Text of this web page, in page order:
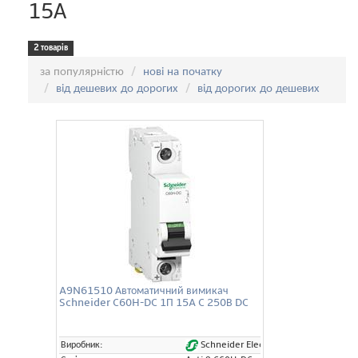
15А
2 товарів
за популярністю
нові на початку
від дешевих до дорогих
від дорогих до дешевих
A9N61510 Автоматичний вимикач
Schneider C60H-DC 1П 15A C 250В DC
Виробник:
Schneider Electric